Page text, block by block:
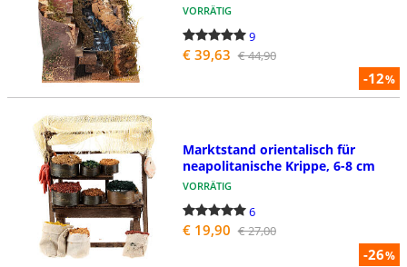
-12%
VORRÄTIG
9
€ 39,63 € 44,90
-26%
Marktstand orientalisch für
neapolitanische Krippe, 6-8 cm
VORRÄTIG
6
€ 19,90 € 27,00